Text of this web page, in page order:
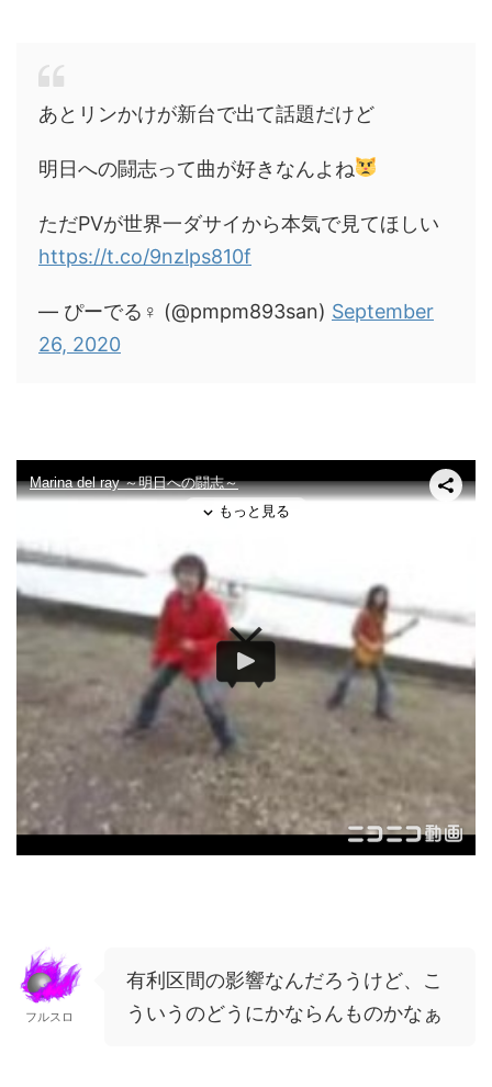
あとリンかけが新台で出て話題だけど
明日への闘志って曲が好きなんよね
ただPVが世界一ダサイから本気で見てほしい
https://t.co/9nzlps810f
— ぴーでる♀ (@pmpm893san) September
26, 2020
フルスロ
有利区間の影響なんだろうけど、こ
ういうのどうにかならんものかなぁ